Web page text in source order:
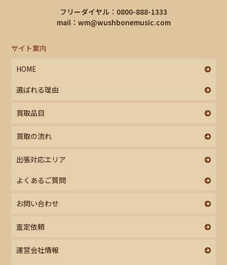
フリーダイヤル：0800-888-1333
mail： wm@wushbonemusic.com
サイト案内
HOME
選ばれる理由
買取品目
買取の流れ
出張対応エリア
よくあるご質問
お問い合わせ
査定依頼
運営会社情報